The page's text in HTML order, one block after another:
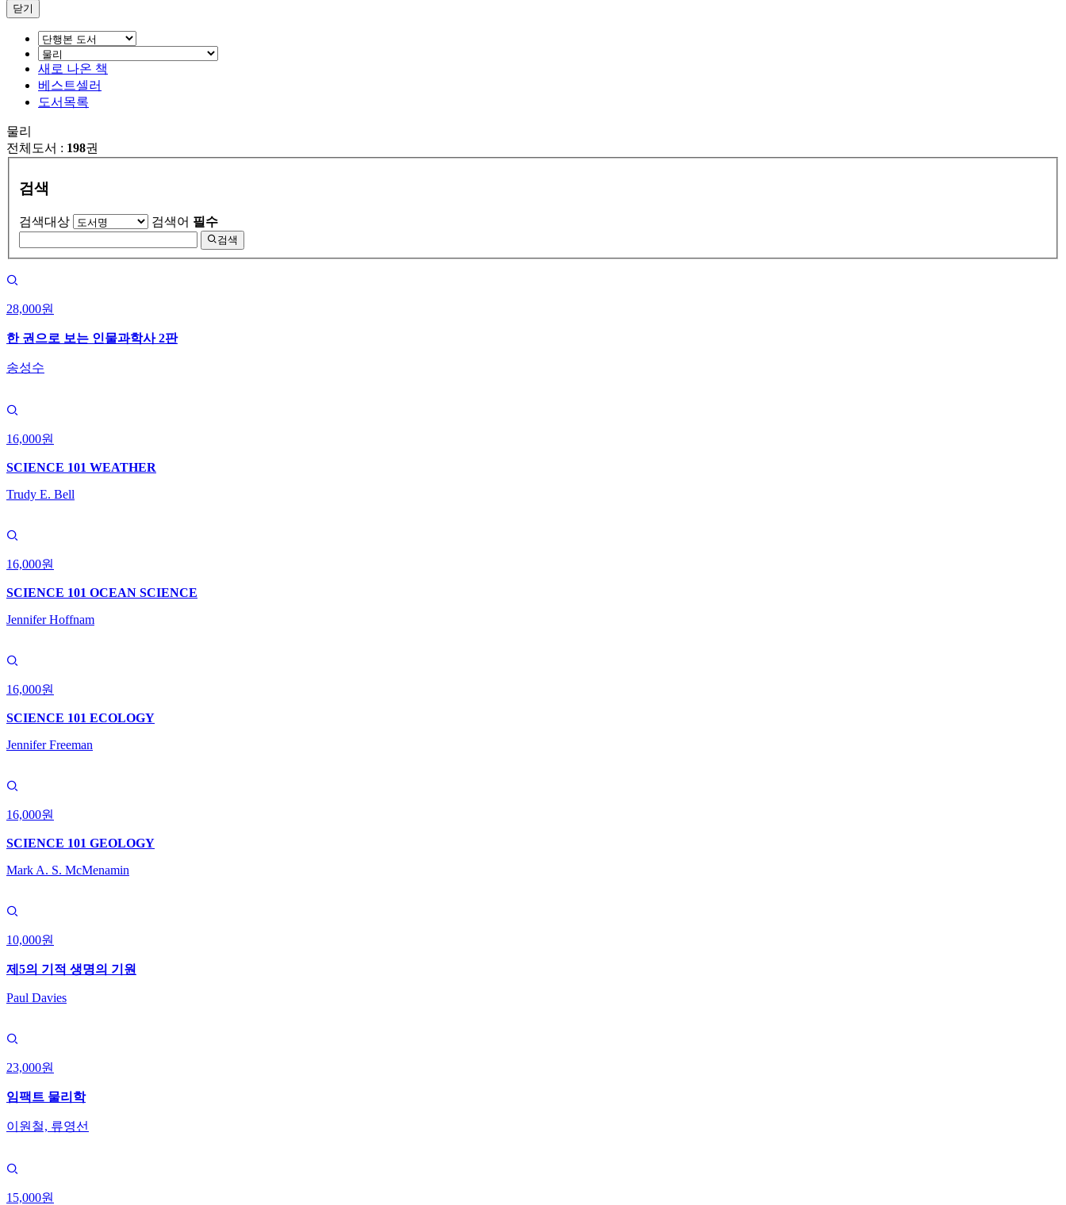
닫기
새로 나온 책
베스트셀러
도서목록
물리
전체도서 : 198권
검색
검색대상 검색어 필수
검색
28,000원
한 권으로 보는 인물과학사 2판
송성수
16,000원
SCIENCE 101 WEATHER
Trudy E. Bell
16,000원
SCIENCE 101 OCEAN SCIENCE
Jennifer Hoffnam
16,000원
SCIENCE 101 ECOLOGY
Jennifer Freeman
16,000원
SCIENCE 101 GEOLOGY
Mark A. S. McMenamin
10,000원
제5의 기적 생명의 기원
Paul Davies
23,000원
임팩트 물리학
이원철, 류영선
15,000원